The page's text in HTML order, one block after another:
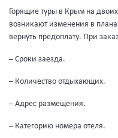
Горящие туры в Крым на
возникают изменения в
вернуть предоплату. При
– Сроки заезда.
– Количество отдыхающих.
– Адрес размещения.
– Категорию номера отеля.